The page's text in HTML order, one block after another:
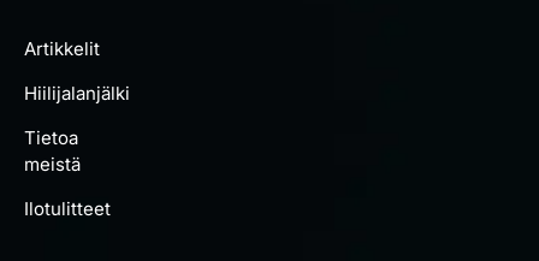
Artikkelit
Hiilijalanjälki
Tietoa
meistä
Ilotulitteet